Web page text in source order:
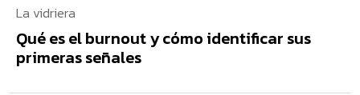
La vidriera
Qué es el burnout y cómo identificar sus
primeras señales